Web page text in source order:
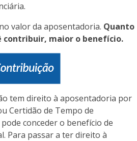
valor da aposentadoria. Quanto
contribuir, maior o benefício.
tem direito à aposentadoria por
Certidão de Tempo de
conceder o benefício de
Para passar a ter direito à